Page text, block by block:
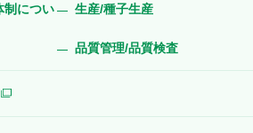
制につい
生産/種子生産
品質管理/品質検査